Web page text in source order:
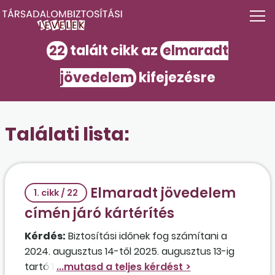
22 talált cikk az elmaradt
jövedelemkifejezésre
Találati lista:
1. cikk / 22
Elmaradt jövedelem
címén járó kártérítés
Kérdés: Biztosítási időnek fog számítani a
2024. augusztus 14-től 2025. augusztus 13-ig
tartó 12 hónapos időszak, amire elmaradt